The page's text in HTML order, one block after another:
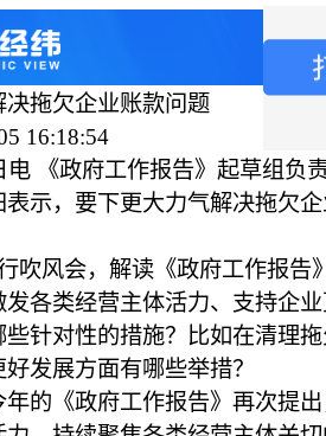
拖欠企业账款问题
16:18:54
《政府工作报告》起草组负
表示，要下更大力气解决拖欠
风会，解读《政府工作报告
各类经营主体活力、支持企
针对性的措施？比如在清理
发展方面有哪些举措？
《政府工作报告》再次提出